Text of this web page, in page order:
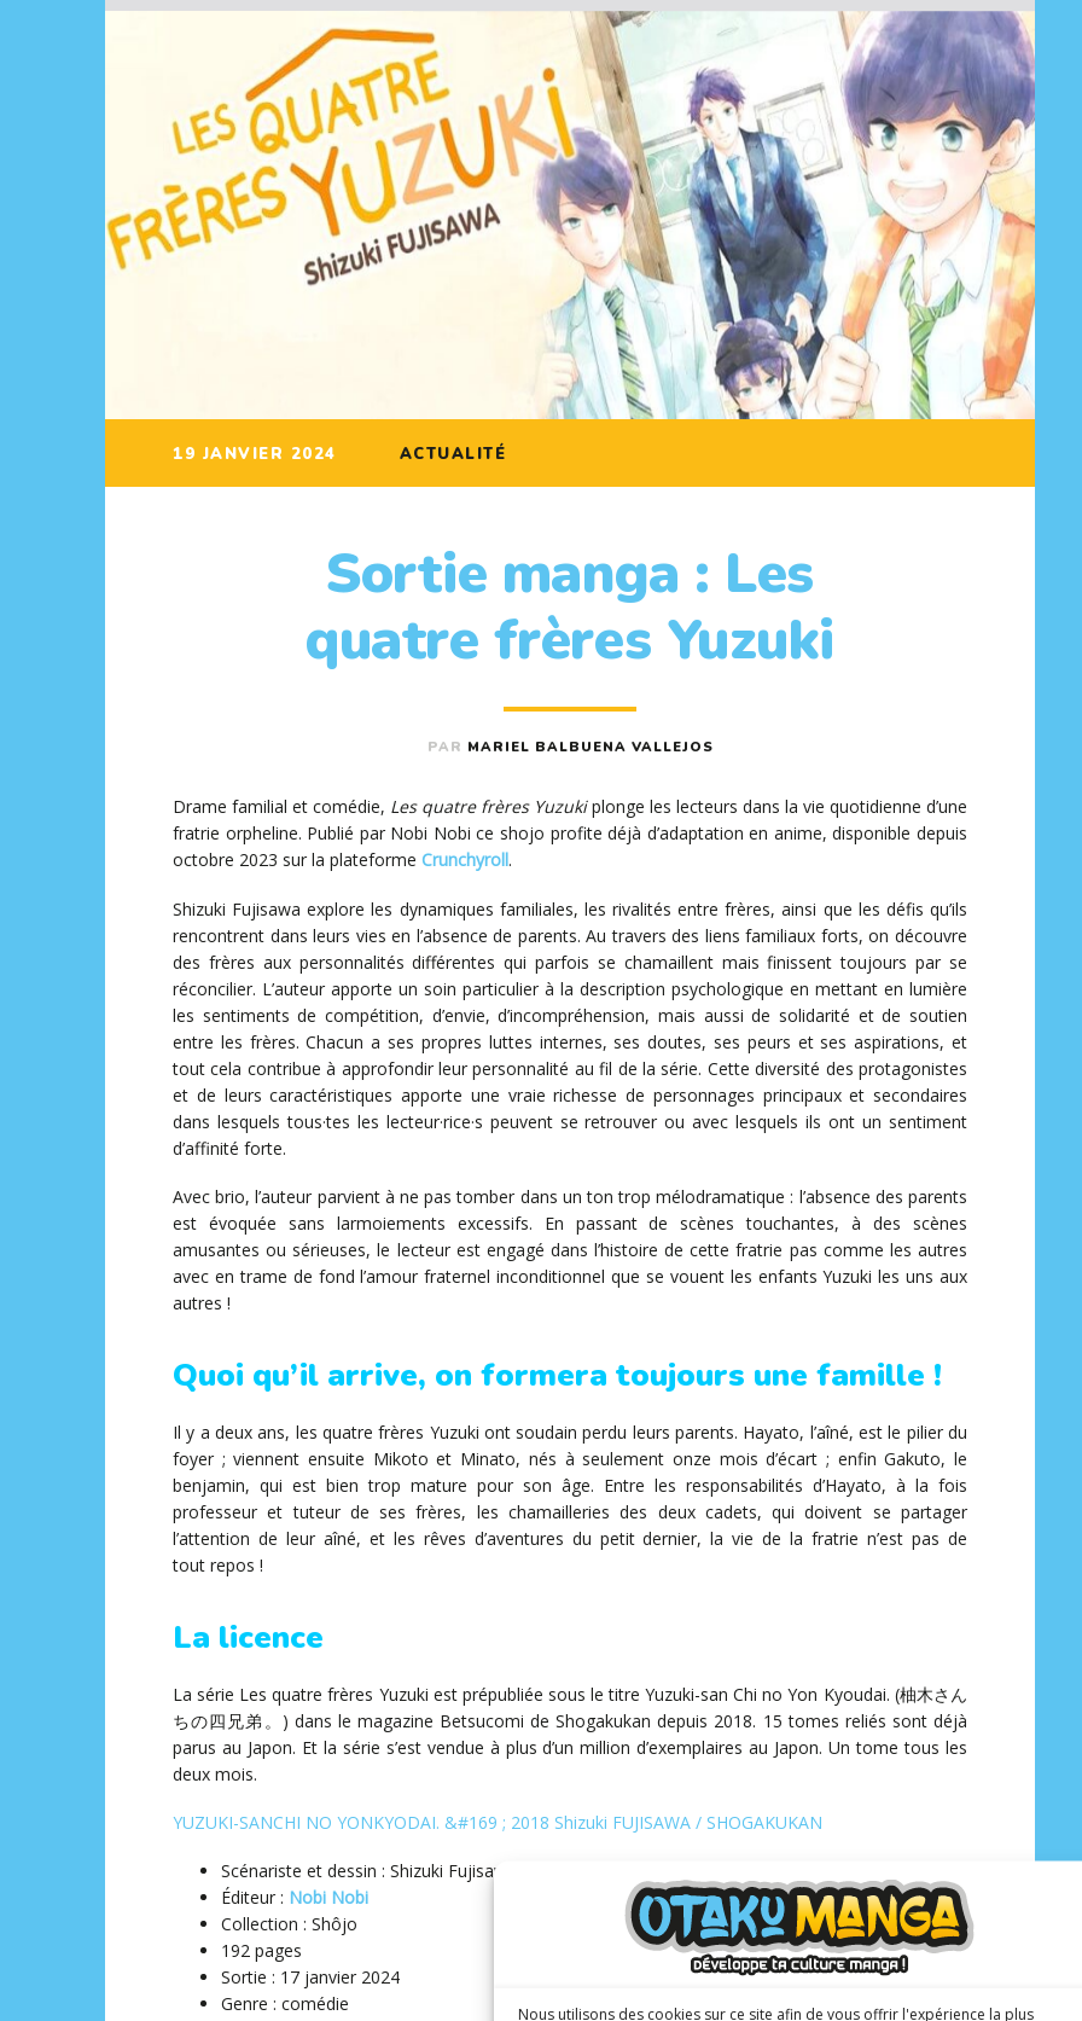
Nous utilisons des cookies sur ce site afin de vous offrir l'expérience la plus
19 JANVIER 2024 ACTUALITÉ
Sortie manga : Les
quatre frères Yuzuki
PAR MARIEL BALBUENA VALLEJOS
Drame familial et comédie, Les quatre frères Yuzukiplonge les lecteurs dans la vie quotidienne d’une
fratrie orpheline. Publié par Nobi Nobi ce shojo profite déjà d’adaptation en anime, disponible depuis
octobre 2023 sur la plateforme Crunchyroll.
Shizuki Fujisawa explore les dynamiques familiales, les rivalités entre frères, ainsi que les défis qu’ils
rencontrent dans leurs vies en l’absence de parents. Au travers des liens familiaux forts, on découvre
des frères aux personnalités différentes qui parfois se chamaillent mais finissent toujours par se
réconcilier. L’auteur apporte un soin particulier à la description psychologique en mettant en lumière
les sentiments de compétition, d’envie, d’incompréhension, mais aussi de solidarité et de soutien
entre les frères. Chacun a ses propres luttes internes, ses doutes, ses peurs et ses aspirations, et
tout cela contribue à approfondir leur personnalité au fil de la série. Cette diversité des protagonistes
et de leurs caractéristiques apporte une vraie richesse de personnages principaux et secondaires
dans lesquels tous·tes les lecteur·rice·s peuvent se retrouver ou avec lesquels ils ont un sentiment
d’affinité forte.
Avec brio, l’auteur parvient à ne pas tomber dans un ton trop mélodramatique : l’absence des parents
est évoquée sans larmoiements excessifs. En passant de scènes touchantes, à des scènes
amusantes ou sérieuses, le lecteur est engagé dans l’histoire de cette fratrie pas comme les autres
avec en trame de fond l’amour fraternel inconditionnel que se vouent les enfants Yuzuki les uns aux
autres !
Quoi qu’il arrive, on formera toujours une famille !
Il y a deux ans, les quatre frères Yuzuki ont soudain perdu leurs parents. Hayato, l’aîné, est le pilier du
foyer ; viennent ensuite Mikoto et Minato, nés à seulement onze mois d’écart ; enfin Gakuto, le
benjamin, qui est bien trop mature pour son âge. Entre les responsabilités d’Hayato, à la fois
professeur et tuteur de ses frères, les chamailleries des deux cadets, qui doivent se partager
l’attention de leur aîné, et les rêves d’aventures du petit dernier, la vie de la fratrie n’est pas de
tout repos !
La licence
La série Les quatre frères Yuzuki est prépubliée sous le titre Yuzuki-san Chi no Yon Kyoudai. (柚木さん
ちの四兄弟。) dans le magazine Betsucomi de Shogakukan depuis 2018. 15 tomes reliés sont déjà
parus au Japon. Et la série s’est vendue à plus d’un million d’exemplaires au Japon. Un tome tous les
deux mois.
YUZUKI-SANCHI NO YONKYODAI. &#169 ; 2018 Shizuki FUJISAWA / SHOGAKUKAN
Scénariste et dessin : Shizuki Fujisawa
Éditeur ‏: ‎ Nobi Nobi
Collection : Shôjo
192 pages
Sortie : 17 janvier 2024
Genre : comédie